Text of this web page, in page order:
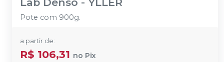
Pote com 900g.
a partir de:
R$ 106,31 no Pix